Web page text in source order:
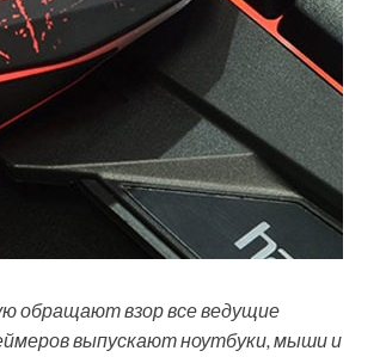
обращают взор все ведущие
выпускают ноутбуки, мыши и